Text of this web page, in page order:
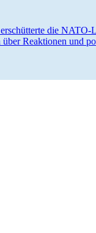
die
Reaktionen und